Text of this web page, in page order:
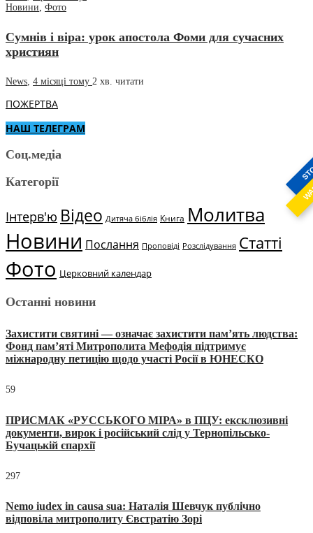
Новини Фото
Сумнів і віра: урок апостола Фоми для сучасних
християн
News 4 місяці тому 2 хв. читати
ПОЖЕРТВА
НАШ ТЕЛЕГРАМ
Соц.медіа
Категорії
Інтерв'ю Відео Дитяча біблія Книга Молитва
Новини Послання Проповіді Розслідування Статті
Фото Церковний календар
Останні новини
Захистити святині — означає захистити пам’ять людства:
Фонд пам’яті Митрополита Мефодія підтримує
міжнародну петицію щодо участі Росії в ЮНЕСКО
59
ПРИСМАК «РУССЬКОГО МІРА» в ПЦУ: ексклюзивні
документи, вирок і російський слід у Тернопільсько-
Бучацькій єпархії
297
Nemo iudex in causa sua: Наталія Шевчук публічно
відповіла митрополиту Євстратію Зорі